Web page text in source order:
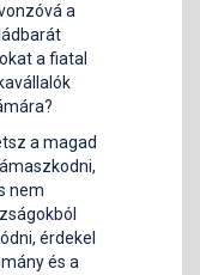
a
a fiatal
a magad
nem
érdekel
és a